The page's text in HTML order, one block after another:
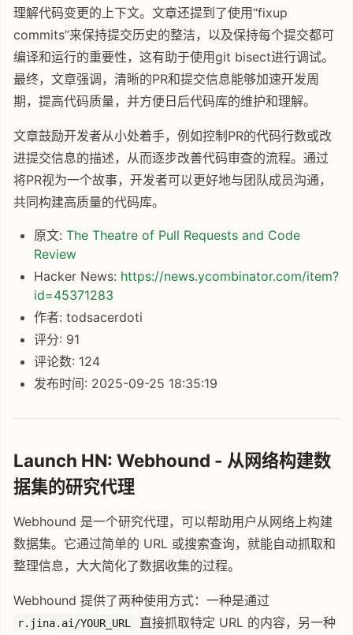
理解代码变更的上下文。文章还提到了使用“fixup
commits”来保持提交历史的整洁，以及保持每个提交都可
编译和运行的重要性，这有助于使用git bisect进行调试。
最终，文章强调，清晰的PR和提交信息能够加速开发周
期，提高代码质量，并方便日后代码库的维护和理解。
文章鼓励开发者从小处着手，例如控制PR的代码行数或改
进提交信息的描述，从而逐步改善代码审查的流程。通过
将PR视为一个故事，开发者可以更好地与团队成员沟通，
共同构建高质量的代码库。
原文: The Theatre of Pull Requests and Code
Review
Hacker News: https://news.ycombinator.com/item?
id=45371283
作者: todsacerdoti
评分: 91
评论数: 124
发布时间: 2025-09-25 18:35:19
Launch HN: Webhound - 从网络构建数
据集的研究代理
Webhound 是一个研究代理，可以帮助用户从网络上构建
数据集。它通过简单的 URL 或搜索查询，就能自动抓取和
整理信息，大大简化了数据收集的过程。
Webhound 提供了两种使用方式：一种是通过
r.jina.ai/YOUR_URL
直接抓取特定 URL 的内容，另一种